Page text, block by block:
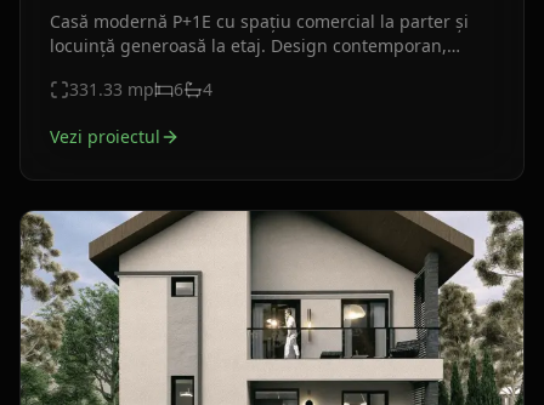
Casă modernă P+1E cu spațiu comercial la parter și
locuință generoasă la etaj. Design contemporan,
331.33 mp 6 4
Vezi proiectul